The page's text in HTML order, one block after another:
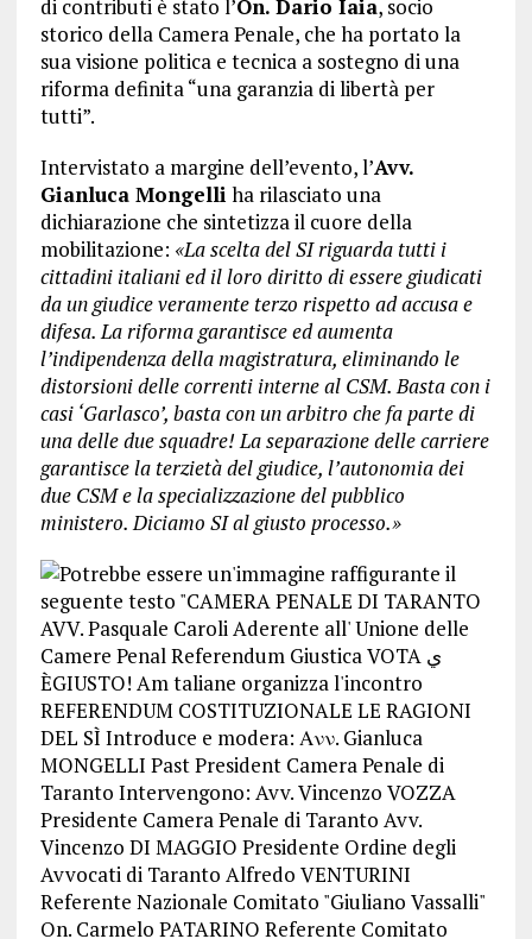
di contributi è stato l’On. Dario Iaia, socio
storico della Camera Penale, che ha portato la
sua visione politica e tecnica a sostegno di una
riforma definita “una garanzia di libertà per
tutti”.
Intervistato a margine dell’evento, l’Avv.
Gianluca Mongelli ha rilasciato una
dichiarazione che sintetizza il cuore della
mobilitazione: «La scelta del SI riguarda tutti i
cittadini italiani ed il loro diritto di essere giudicati
da un giudice veramente terzo rispetto ad accusa e
difesa. La riforma garantisce ed aumenta
l’indipendenza della magistratura, eliminando le
distorsioni delle correnti interne al CSM. Basta con i
casi ‘Garlasco’, basta con un arbitro che fa parte di
una delle due squadre! La separazione delle carriere
garantisce la terzietà del giudice, l’autonomia dei
due CSM e la specializzazione del pubblico
ministero. Diciamo SI al giusto processo.»